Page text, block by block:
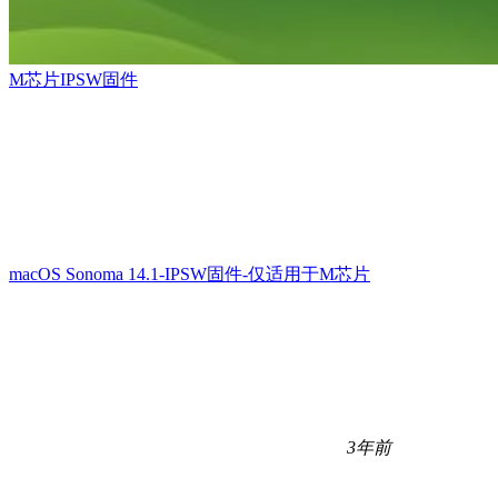
M芯片IPSW固件
macOS Sonoma 14.1-IPSW固件-仅适用于M芯片
3年前